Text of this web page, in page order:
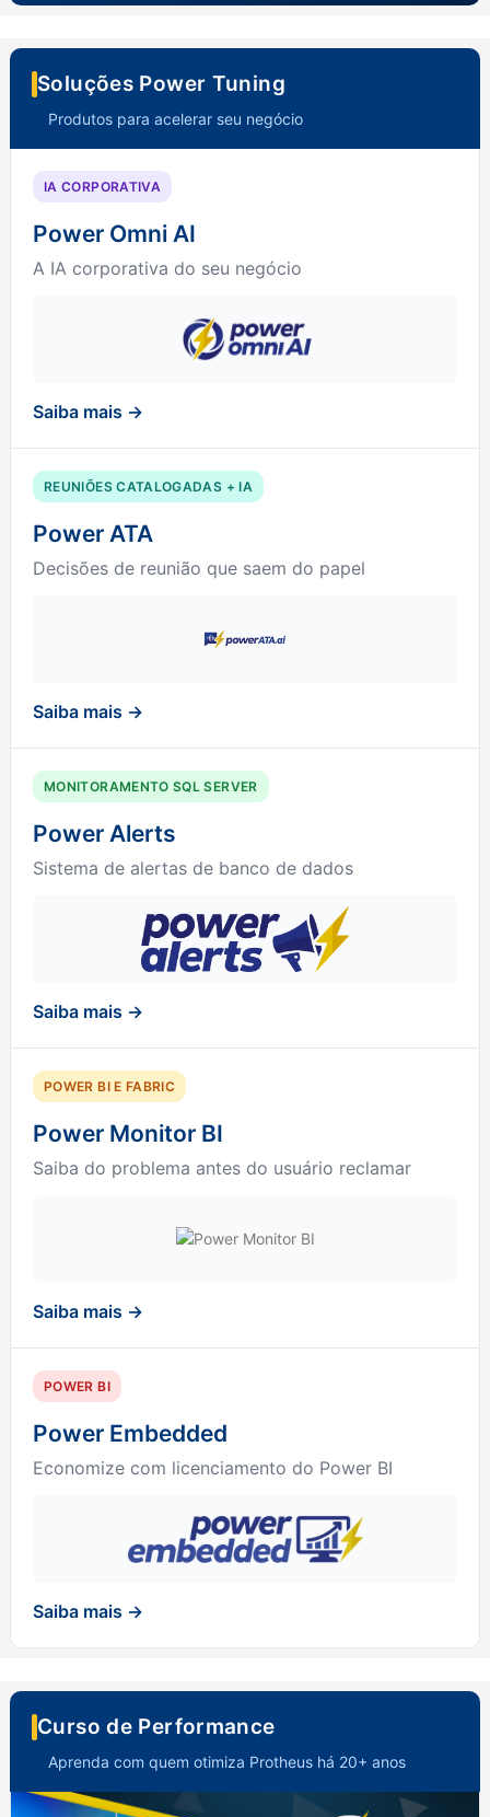
Soluções Power Tuning
Produtos para acelerar seu negócio
IA CORPORATIVA
Power Omni AI
A IA corporativa do seu negócio
Saiba mais →
REUNIÕES CATALOGADAS + IA
Power ATA
Decisões de reunião que saem do papel
Saiba mais →
MONITORAMENTO SQL SERVER
Power Alerts
Sistema de alertas de banco de dados
Saiba mais →
POWER BI E FABRIC
Power Monitor BI
Saiba do problema antes do usuário reclamar
Saiba mais →
POWER BI
Power Embedded
Economize com licenciamento do Power BI
Saiba mais →
Curso de Performance
Aprenda com quem otimiza Protheus há 20+ anos